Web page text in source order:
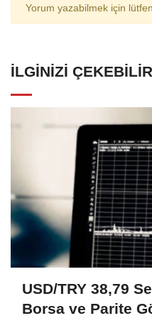
Yorum yazabilmek için lütfen
İLGINIZI ÇEKEBILIR
USD/TRY 38,79
Borsa ve Parite